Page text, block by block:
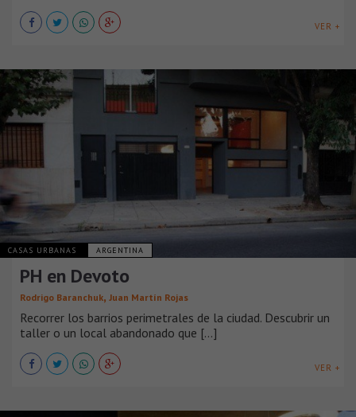
VER +
CASAS URBANAS ARGENTINA
PH en Devoto
Rodrigo Baranchuk, Juan Martín Rojas
Recorrer los barrios perimetrales de la ciudad. Descubrir un
taller o un local abandonado que [...]
VER +